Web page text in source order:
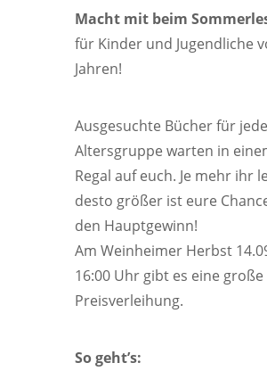
Macht mit beim
für Kinder und Jugendliche
Jahren!
Ausgesuchte Bücher für jede
Altersgruppe warten in
Regal auf euch. Je mehr ihr
desto größer ist eure
den Hauptgewinn!
Am Weinheimer Herbst
16:00 Uhr gibt es eine große
Preisverleihung.
So geht’s: